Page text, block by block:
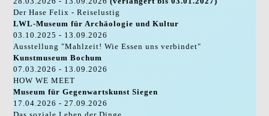
Der Hase Felix - Reiselustig
LWL-Museum für Archäologie und Kultur
03.10.2025 - 13.09.2026
Ausstellung "Mahlzeit! Wie Essen uns verbindet"
Kunstmuseum Bochum
07.03.2026 - 13.09.2026
HOW WE MEET
Museum für Gegenwartskunst Siegen
17.04.2026 - 27.09.2026